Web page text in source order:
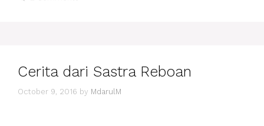
Cerita dari Sastra Reboan
October 9, 2016 by MdarulM